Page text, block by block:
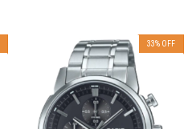
33% OFF